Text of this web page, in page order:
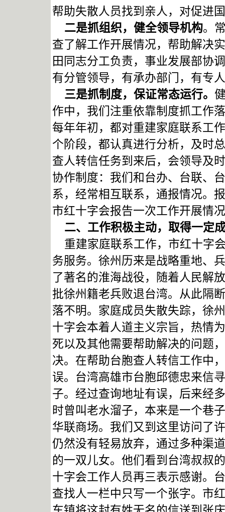
帮助失散人员找到亲人，对促进
二是抓组织，健全领导机构。
查了解工作开展情况，帮助解决
田同志分工负责，事业发展部协
有分管领导，有承办部门，有专
三是抓制度，保证常态运行。
作中，我们注重依靠制度抓工作
每年年初，都对重建家庭联系工
个阶段，都认真进行分析，及时
查人转信任务到来后，会领导及
协作制度：我们和台办、台联、
系，经常相互联系，通报情况。
市红十字会报告一次工作开展情
二、工作积极主动，取得一定
重建家庭联系工作，市红十字
务服务。徐州历来是战略重地、
了著名的淮海战役，随着人民解
批徐州籍老兵败退台湾。从此隔
落不明。家庭成员失散失踪，徐
十字会本着人道主义宗旨，热情
死以及其他需要帮助解决的问题
决。在帮助台胞查人转信工作中
误。台湾高雄市台胞邱德忠来信
子。经过查询地址有误，后来经
时曾叫老水溜子，本来是一个巷
华联商场。我们又到这里访问了
仍然没有轻易放弃，通过多种渠
的一双儿女。他们看到台湾叔叔
十字会工作人员再三表示感谢。
查找人一栏中只写一个张字。市